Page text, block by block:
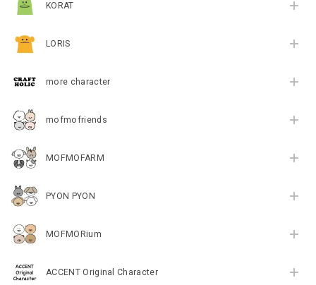
KORAT
LORIS
more character
mofmofriends
MOFMOFARM
PYON PYON
MOFMORium
ACCENT Original Character